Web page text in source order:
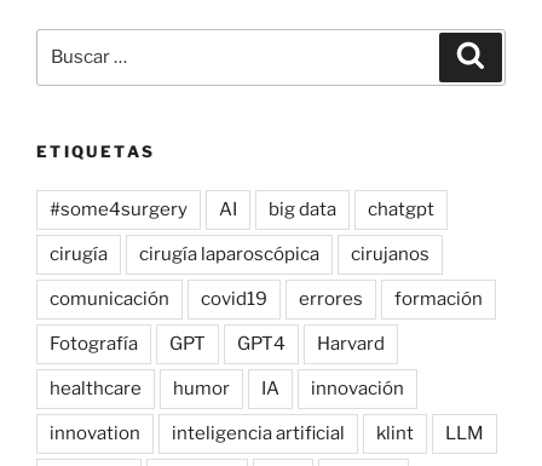
por:
ETIQUETAS
#some4surgery AI big data chatgpt
cirugía cirugía laparoscópica cirujanos
comunicación covid19 errores formación
Fotografía GPT GPT4 Harvard
healthcare humor IA innovación
innovation inteligencia artificial klint LLM